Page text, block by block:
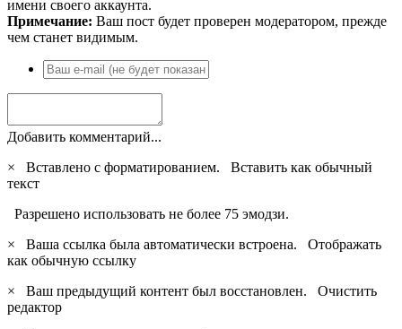
имени своего аккаунта.
Примечание: Ваш пост будет проверен модератором, прежде
чем станет видимым.
Добавить комментарий...
×
Вставлено с форматированием. Вставить как обычный
текст
Разрешено использовать не более 75 эмодзи.
×
Ваша ссылка была автоматически встроена. Отображать
как обычную ссылку
×
Ваш предыдущий контент был восстановлен. Очистить
редактор